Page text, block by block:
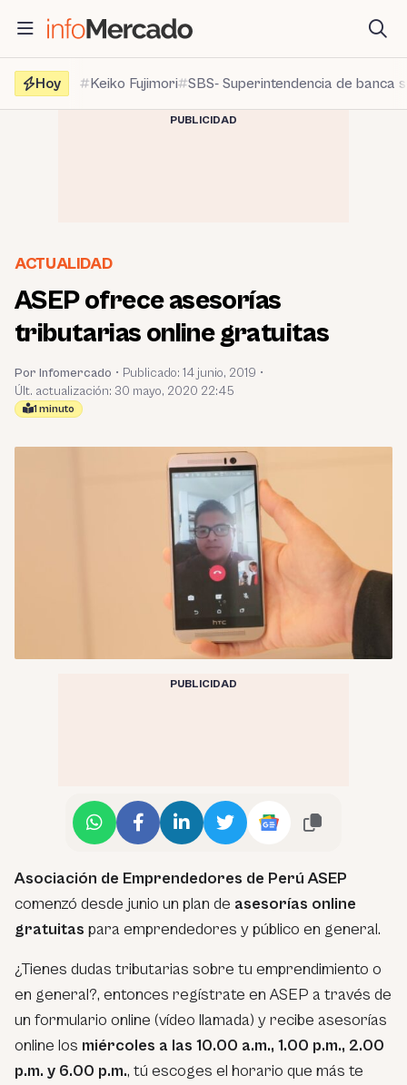
contenido
Hoy
Keiko Fujimori SBS- Superintendencia de banca
PUBLICIDAD
ACTUALIDAD
ASEP ofrece asesorías
tributarias online gratuitas
Por Infomercado • Publicado: 14 junio, 2019 •
Últ. actualización: 30 mayo, 2020 22:45
1 minuto
PUBLICIDAD
Asociación de Emprendedores de Perú ASEP
comenzó desde junio un plan de asesorías online
gratuitas para emprendedores y público en general.
¿Tienes dudas tributarias sobre tu emprendimiento o
en general?, entonces regístrate en ASEP a través de
un formulario online (vídeo llamada) y recibe asesorías
online los miércoles a las 10.00 a.m., 1.00 p.m., 2.00
p.m. y 6.00 p.m., tú escoges el horario que más te